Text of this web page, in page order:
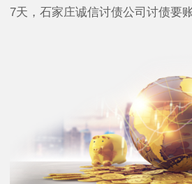
7天，石家庄诚信讨债公司讨债要